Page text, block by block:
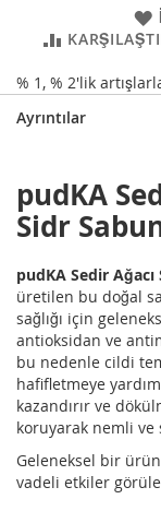
% 1, % 2'lik
Ayrıntılar
pudKA
Sidr
pudKA Sedir Ağacı
üretilen bu doğal
sağlığı için
antioksidan ve
bu nedenle cildi
hafifletmeye
kazandırır ve
koruyarak nemli ve
Geleneksel bir
vadeli etkiler